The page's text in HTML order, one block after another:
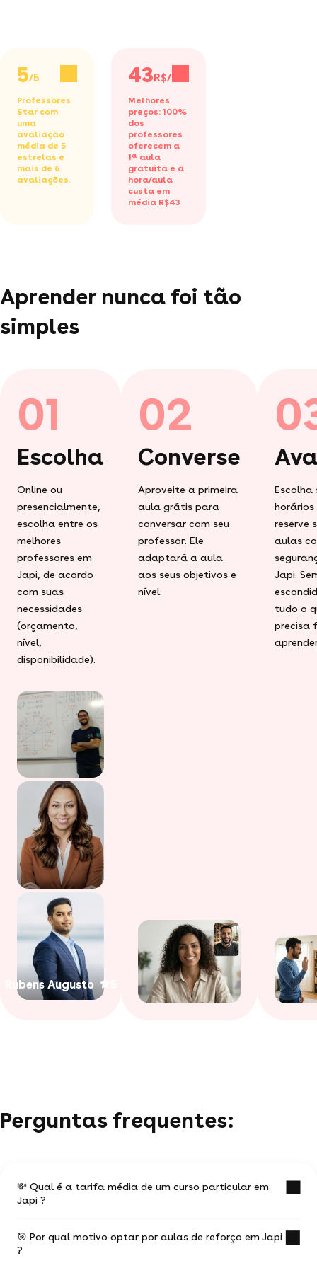
5/5
Professores
Star com
uma
avaliação
média de 5
estrelas e
mais de 6
avaliações.
43R$/h
Melhores
preços: 100%
dos
professores
oferecem a
1ª aula
gratuita e a
hora/aula
custa em
média R$43
Aprender nunca foi tão
simples
01
Escolha
Online ou
presencialmente,
escolha entre os
melhores
professores em
Japi, de acordo
com suas
necessidades
(orçamento,
nível,
disponibilidade).
Rubens Augusto
02
Converse
Aproveite a primeira
aula grátis para
conversar com seu
professor. Ele
adaptará a aula
aos seus objetivos e
nível.
Escolha
horários
reserve
aulas
Japi.
tudo o
precisa
Perguntas frequentes:
💸 Qual é a tarifa média de um curso particular em
Japi ?
O valor médio de uma aula particular em Japi é
🎯 Por qual motivo optar por aulas de reforço em Japi
?